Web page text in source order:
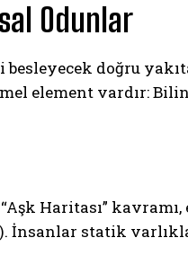
Odunlar
doğru
element vardır:
Haritası”
İnsanlar statik